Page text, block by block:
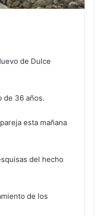
de Dulce
de 36 años.
esta mañana
del hecho
de los